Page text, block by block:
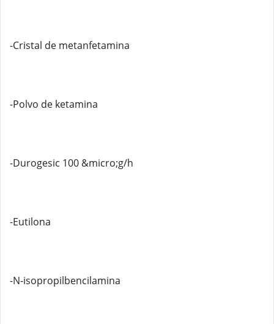
-Cristal de metanfetamina
-Polvo de ketamina
-Durogesic 100 &micro;g/h
-Eutilona
-N-isopropilbencilamina